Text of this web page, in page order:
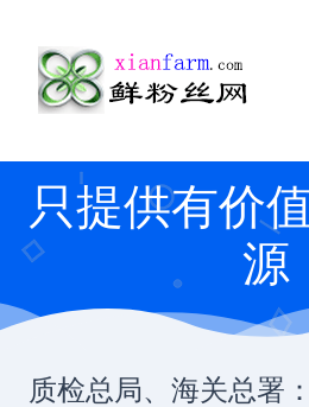
只提供有价
源
质检总局、海关总署